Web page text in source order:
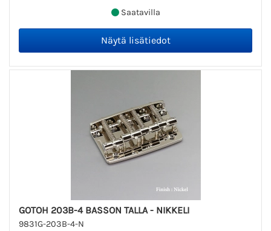
Saatavilla
GOTOH 203B-4 BASSON TALLA - NIKKELI
9831G-203B-4-N